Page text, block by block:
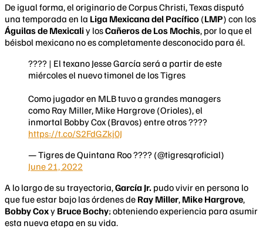
De igual forma, el originario de Corpus Christi, Texas disputó
una temporada en la Liga Mexicana del Pacífico (LMP) con los
Águilas de Mexicaliy losCañeros de Los Mochis, por lo que el
béisbol mexicano no es completamente desconocido para él.
???? | El texano Jesse García será a partir de este
miércoles el nuevo timonel de los Tigres
Como jugador en MLB tuvo a grandes managers
como Ray Miller, Mike Hargrove (Orioles), el
inmortal Bobby Cox (Bravos) entre otros ????
https://t.co/S2FdGZkj0J
— Tigres de Quintana Roo ???? (@tigresqroficial)
June 21, 2022
A lo largo de su trayectoria,García Jr. pudo vivir en persona lo
que fue estar bajo las órdenes de Ray Miller, Mike Hargrove,
Bobby Coxy Bruce Bochy; obteniendo experiencia para asumir
esta nueva etapa en su vida.